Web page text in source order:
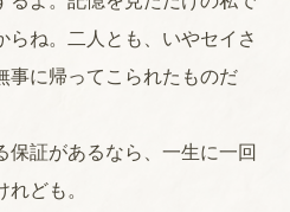
らね。二人とも、いやセイさ
事に帰ってこられたものだ
証があるなら、一生に一回
ども。